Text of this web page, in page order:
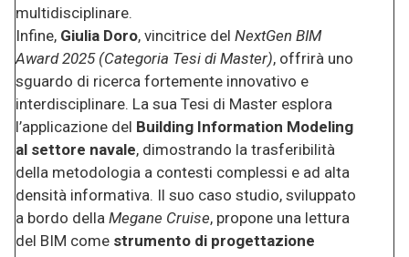
multidisciplinare.
Infine, Giulia Doro, vincitrice del NextGen BIM
Award 2025 (Categoria Tesi di Master), offrirà uno
sguardo di ricerca fortemente innovativo e
interdisciplinare. La sua Tesi di Master esplora
l’applicazione del Building Information Modeling
al settore navale, dimostrando la trasferibilità
della metodologia a contesti complessi e ad alta
densità informativa. Il suo caso studio, sviluppato
a bordo della Megane Cruise, propone una lettura
del BIM come strumento di progettazione